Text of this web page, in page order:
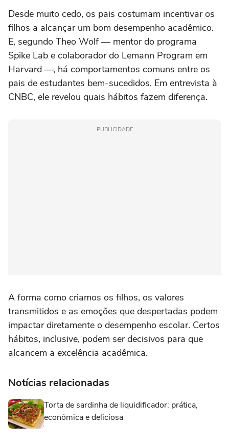
Desde muito cedo, os pais costumam incentivar os
filhos a alcançar um bom desempenho acadêmico.
E, segundo Theo Wolf — mentor do programa
Spike Lab e colaborador do Lemann Program em
Harvard —, há comportamentos comuns entre os
pais de estudantes bem-sucedidos. Em entrevista à
CNBC, ele revelou quais hábitos fazem diferença.
PUBLICIDADE
A forma como criamos os filhos, os valores
transmitidos e as emoções que despertadas podem
impactar diretamente o desempenho escolar. Certos
hábitos, inclusive, podem ser decisivos para que
alcancem a excelência acadêmica.
Notícias relacionadas
Torta de sardinha de liquidificador: prática,
econômica e deliciosa